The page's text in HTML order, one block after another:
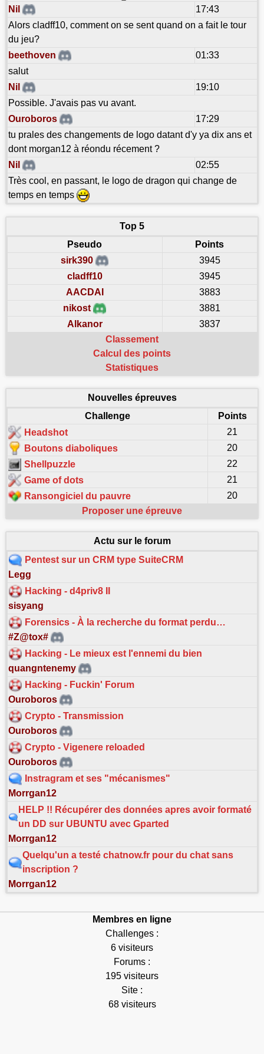
Nil
17:43
Alors cladff10, comment on se sent quand on a fait le tour
du jeu?
beethoven
01:33
salut
Nil
19:10
Possible. J'avais pas vu avant.
Ouroboros
17:29
tu prales des changements de logo datant d'y ya dix ans et
dont morgan12 à réondu récement ?
Nil
02:55
Très cool, en passant, le logo de dragon qui change de
temps en temps
Top 5
Pseudo
Points
sirk390
3945
cladff10
3945
AACDAI
3883
nikost
3881
Alkanor
3837
Classement
Calcul des points
Statistiques
Nouvelles épreuves
Challenge
Points
Headshot
21
Boutons diaboliques
20
Shellpuzzle
22
Game of dots
21
Ransongiciel du pauvre
20
Proposer une épreuve
Actu sur le forum
Pentest sur un CRM type SuiteCRM
Legg
Hacking - d4priv8 II
sisyang
Forensics - À la recherche du format perdu…
#Z@tox#
Hacking - Le mieux est l'ennemi du bien
quangntenemy
Hacking - Fuckin' Forum
Ouroboros
Crypto - Transmission
Ouroboros
Crypto - Vigenere reloaded
Ouroboros
Instragram et ses "mécanismes"
Morrgan12
HELP !! Récupérer des données apres avoir formaté
un DD sur UBUNTU avec Gparted
Morrgan12
Quelqu'un a testé chatnow.fr pour du chat sans
inscription ?
Morrgan12
Membres en ligne
Challenges :
6 visiteurs
Forums :
195 visiteurs
Site :
68 visiteurs